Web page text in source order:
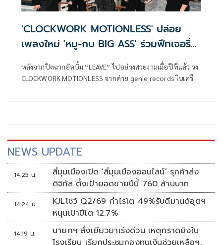
'CLOCKWORK MOTIONLESS' ปล่อย
เพลงใหม่ 'หมู-กบ BIG ASS' ร่วมฟีทเจอริ่ง-
หลังจากปิดฉากอัลบั้ม “LEAVE” ไปอย่างสวยงามเมื่อปีที่แล้ว วง
CLOCKWORK MOTIONLESS จากค่าย genie records ในเครือ
NEWS UPDATE
14:25 น.
สี่มุมเมืองเปิด ‘สี่มุมเมืองออนไลน์’ รุกค้าส่ง
ดิจิทัล ตั้งเป้ายอดขายปีนี้ 760 ล้านบาท
14:24 น.
KJLโชว์ Q2/69 กำไรโต 49%รับดีมานด์อุตฯ
หนุนเป้าปีโต 12.7%
14:19 น.
นายกฯ สั่งเยียวยาเร่งด่วน เหตุกราดยิงใน